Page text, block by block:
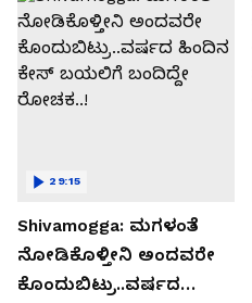
Shivamogga: ಮಗಳಂತೆ
ನೋಡಿಕೊಳ್ತೀನಿ ಅಂದವರೇ
ಕೊಂದುಬಿಟ್ರು..ವರ್ಷದ
29:15